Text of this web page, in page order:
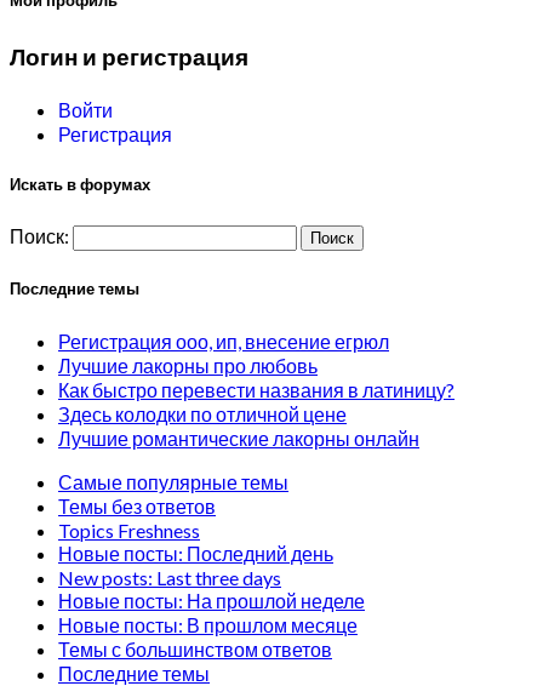
Логин и регистрация
Войти
Регистрация
Искать в форумах
Поиск:
Последние темы
Регистрация ооо, ип, внесение егрюл
Лучшие лакорны про любовь
Как быстро перевести названия в латиницу?
Здесь колодки по отличной цене
Лучшие романтические лакорны онлайн
Самые популярные темы
Темы без ответов
Topics Freshness
Новые посты: Последний день
New posts: Last three days
Новые посты: На прошлой неделе
Новые посты: В прошлом месяце
Темы с большинством ответов
Последние темы